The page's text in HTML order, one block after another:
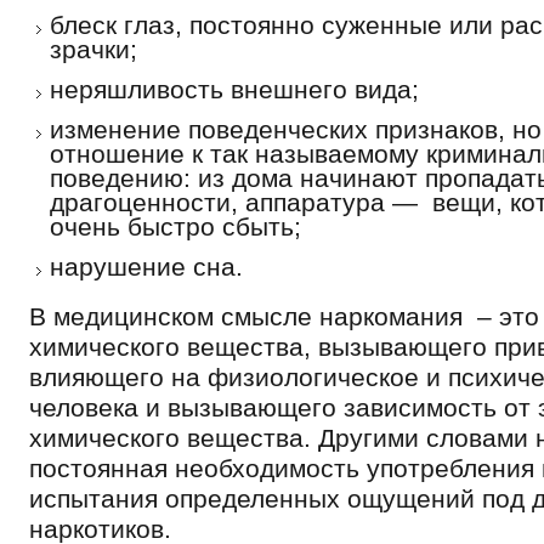
блеск глаз, постоянно суженные или
зрачки;
неряшливость внешнего вида;
изменение поведенческих признаков,
отношение к так называемому
поведению: из дома начинают
драгоценности, аппаратура — вещи,
очень быстро сбыть;
нарушение сна.
В медицинском смысле наркомания – это
химического вещества, вызывающего
влияющего на физиологическое и
человека и вызывающего зависимость от
химического вещества. Другими словами
постоянная необходимость употребления
испытания определенных ощущений под
наркотиков.